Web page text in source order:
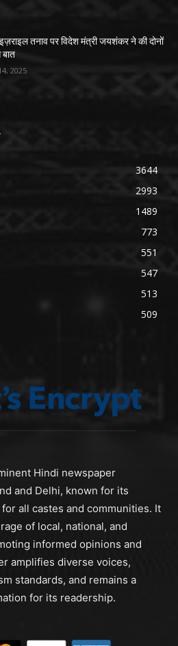
तनाव पर विदेश मंत्री जयशंकर ने की दोनों
2025
3644
2993
1489
773
551
547
513
509
Hindi newspaper
and Delhi, known for its
all castes and communities. It
of local, national, and
informed opinions and
amplifies diverse voices,
standards, and remains a
for its readership.